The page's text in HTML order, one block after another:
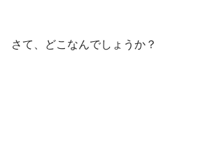
さて、どこなんでしょうか？